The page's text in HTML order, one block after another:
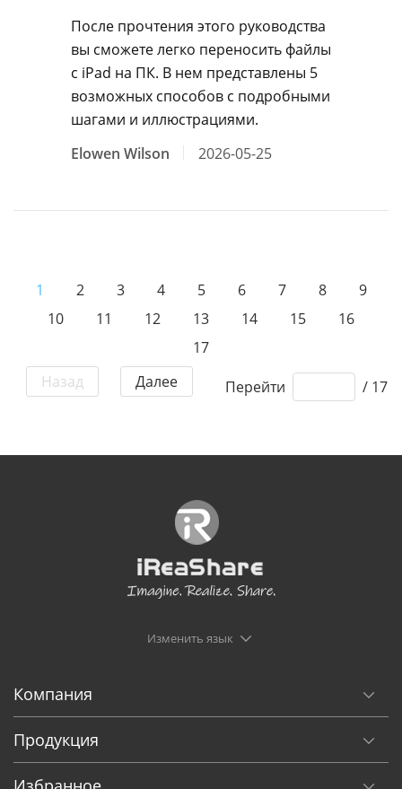
После прочтения этого руководства
вы сможете легко переносить файлы
с iPad на ПК. В нем представлены 5
возможных способов с подробными
шагами и иллюстрациями.
Elowen Wilson
2026-05-25
Назад
1 2 3 4 5 6 7 8
9
10
11 12 13 14 15
16
17
Далее
Перейти / 17
Изменить язык
Компания
Продукция